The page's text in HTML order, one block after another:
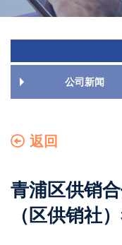
公司新闻
返回
青浦区供销
（区供销社